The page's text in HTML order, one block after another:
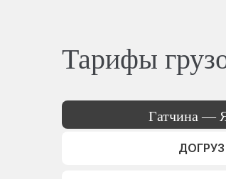
Тарифы
Гатчина —
ДОГРУЗ